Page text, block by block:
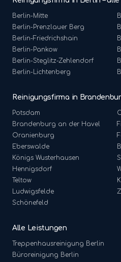
Berlin-Mitte
Berlin-Prenzlauer Berg
Berlin-Friedrichshain
Berlin-Pankow
Berlin-Steglitz-Zehlendorf
Berlin- Lichtenberg
Reinigungsfirma in
Potsdam
Brandenburg an der Havel
Oranienburg
Eberswalde
Königs Wusterhausen
Hennigsdorf
Teltow
Ludwigsfelde
Schönefeld
Alle Leistungen
Treppenhausreinigung Berlin
Büroreinigung Berlin